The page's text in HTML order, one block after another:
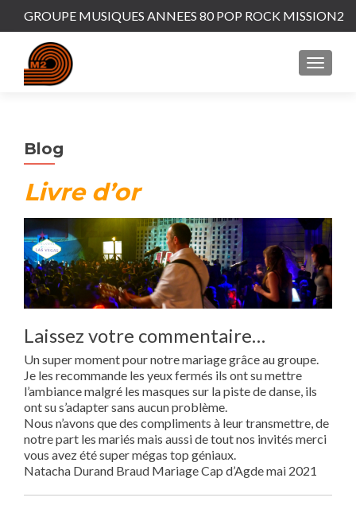
GROUPE MUSIQUES ANNEES 80 POP ROCK MISSION2
MENU
Blog
Livre d’or
Laissez votre commentaire…
Un super moment pour notre mariage grâce au groupe.
Je les recommande les yeux fermés ils ont su mettre
l’ambiance malgré les masques sur la piste de danse, ils
ont su s’adapter sans aucun problème.
Nous n’avons que des compliments à leur transmettre, de
notre part les mariés mais aussi de tout nos invités merci
vous avez été super mégas top géniaux.
Natacha Durand Braud Mariage Cap d’Agde mai 2021